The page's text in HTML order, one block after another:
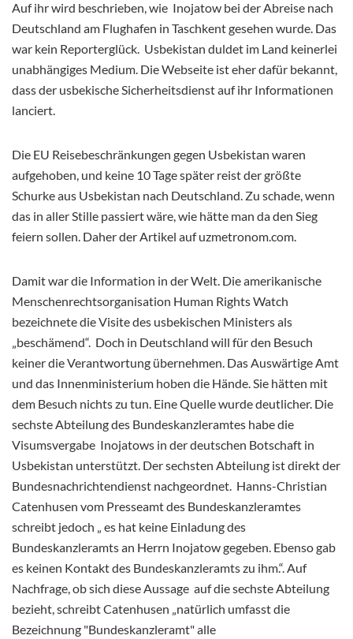
Auf ihr wird beschrieben, wie Inojatow bei der Abreise nach
Deutschland am Flughafen in Taschkent gesehen wurde. Das
war kein Reporterglück. Usbekistan duldet im Land keinerlei
unabhängiges Medium. Die Webseite ist eher dafür bekannt,
dass der usbekische Sicherheitsdienst auf ihr Informationen
lanciert.
Die EU Reisebeschränkungen gegen Usbekistan waren
aufgehoben, und keine 10 Tage später reist der größte
Schurke aus Usbekistan nach Deutschland. Zu schade, wenn
das in aller Stille passiert wäre, wie hätte man da den Sieg
feiern sollen. Daher der Artikel auf uzmetronom.com.
Damit war die Information in der Welt. Die amerikanische
Menschenrechtsorganisation Human Rights Watch
bezeichnete die Visite des usbekischen Ministers als
„beschämend“. Doch in Deutschland will für den Besuch
keiner die Verantwortung übernehmen. Das Auswärtige Amt
und das Innenministerium hoben die Hände. Sie hätten mit
dem Besuch nichts zu tun. Eine Quelle wurde deutlicher. Die
sechste Abteilung des Bundeskanzleramtes habe die
Visumsvergabe Inojatows in der deutschen Botschaft in
Usbekistan unterstützt. Der sechsten Abteilung ist direkt der
Bundesnachrichtendienst nachgeordnet. Hanns-Christian
Catenhusen vom Presseamt des Bundeskanzleramtes
schreibt jedoch „ es hat keine Einladung des
Bundeskanzleramts an Herrn Inojatow gegeben. Ebenso gab
es keinen Kontakt des Bundeskanzleramts zu ihm.“. Auf
Nachfrage, ob sich diese Aussage auf die sechste Abteilung
bezieht, schreibt Catenhusen „natürlich umfasst die
Bezeichnung "Bundeskanzleramt" alle